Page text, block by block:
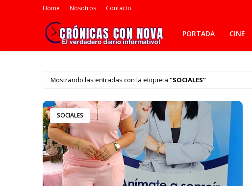
Home Nosotros Contacto
PORTADA CINE
Mostrando las entradas con la etiqueta SOCIALES
SOCIALES